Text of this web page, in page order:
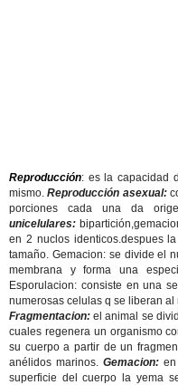
Reproducción: es la capacidad
mismo.Reproducción asexual:
porciones cada una da
unicelulares:
en 2 nuclos identicos.despues
tamaño. Gemacion: se divide el
membrana y forma una
Esporulacion: consiste en una
numerosas celulas q se liberan
Fragmentacion: el animal se
cuales regenera un organismo
su cuerpo a partir de un
anélidos marinos. Gemacion:
superficie del cuerpo la yema